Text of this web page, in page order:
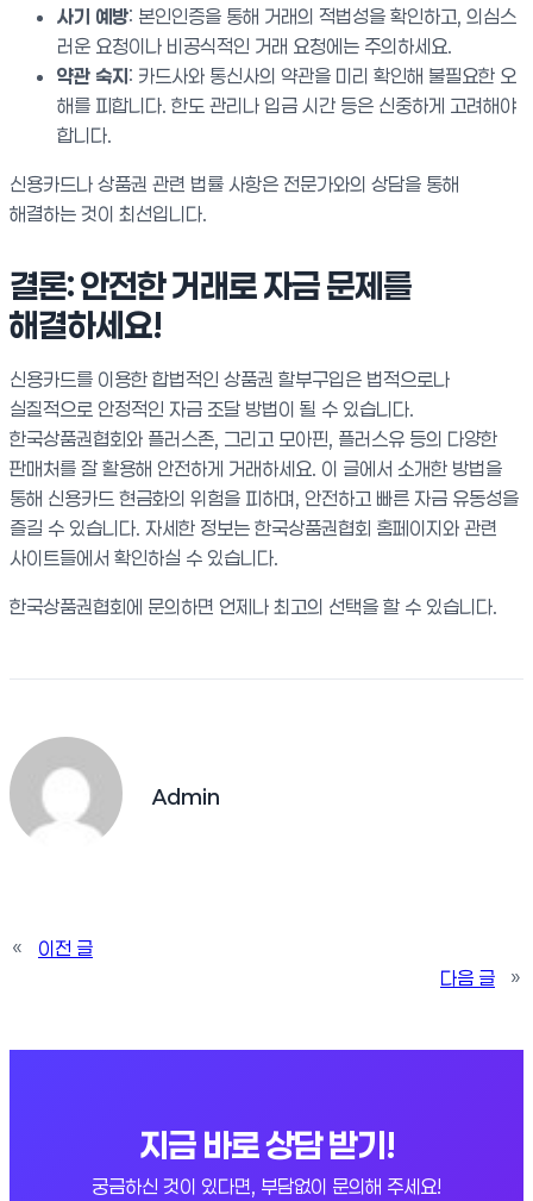
사기 예방: 본인인증을 통해 거래의 적법성을 확인하고, 의심스
러운 요청이나 비공식적인 거래 요청에는 주의하세요.
약관 숙지: 카드사와 통신사의 약관을 미리 확인해 불필요한 오
해를 피합니다. 한도 관리나 입금 시간 등은 신중하게 고려해야
합니다.
신용카드나 상품권 관련 법률 사항은 전문가와의 상담을 통해
해결하는 것이 최선입니다.
결론: 안전한 거래로 자금 문제를
해결하세요!
신용카드를 이용한 합법적인 상품권 할부구입은 법적으로나
실질적으로 안정적인 자금 조달 방법이 될 수 있습니다.
한국상품권협회와 플러스존, 그리고 모아핀, 플러스유 등의 다양한
판매처를 잘 활용해 안전하게 거래하세요. 이 글에서 소개한 방법을
통해 신용카드 현금화의 위험을 피하며, 안전하고 빠른 자금 유동성을
즐길 수 있습니다. 자세한 정보는 한국상품권협회 홈페이지와 관련
사이트들에서 확인하실 수 있습니다.
한국상품권협회에 문의하면 언제나 최고의 선택을 할 수 있습니다.
Admin
«
이전 글
다음 글
»
지금 바로 상담 받기!
궁금하신 것이 있다면, 부담없이 문의해 주세요!